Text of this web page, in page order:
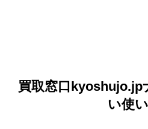
買取窓口kyoshujo.jp
い使